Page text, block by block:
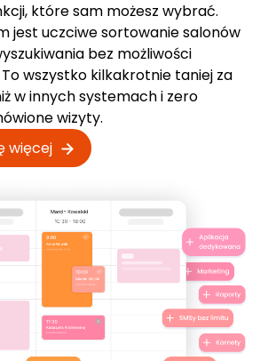
które sam możesz wybrać.
jest uczciwe sortowanie salonów
bez możliwości
wszystko kilkakrotnie taniej za
w innych systemach i zero
wizyty.
więcej